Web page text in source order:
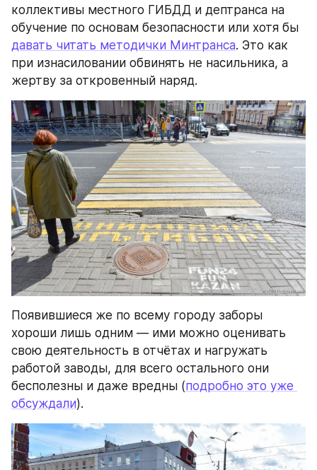
коллективы местного ГИБДД и дептранса на
давать читать методички Минтранса. Это как
при изнасиловании обвинять не насильника, а
жертву за откровенный наряд.
Появившиеся же по всему городу заборы
хороши лишь одним — ими можно оценивать
свою деятельность в отчётах и нагружать
работой заводы, для всего остального они
бесполезны и даже вредны (подробно это уже
обсуждали).